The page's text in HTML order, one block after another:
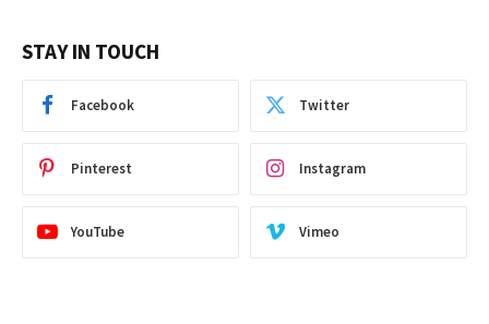
STAY IN TOUCH
Facebook Twitter
Pinterest Instagram
YouTube Vimeo